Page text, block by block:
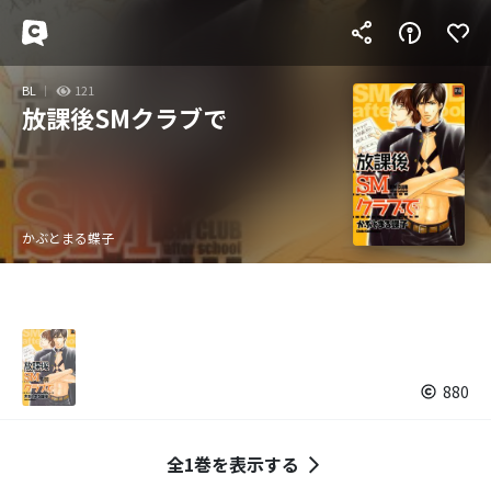
BL 121
放課後SMクラブで
かぶとまる蝶子
880
全1巻を表示する